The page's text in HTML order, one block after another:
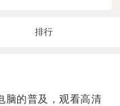
排行
的普及，观看高清